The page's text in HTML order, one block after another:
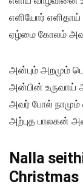
எளியோர் எளிதாய்
ஏழ்மை கோலம்
அன்பும் அறமும்
அன்பின் உருவாய்
அவர் போல் நாமும்
அற்புத பாலகன்
Nalla